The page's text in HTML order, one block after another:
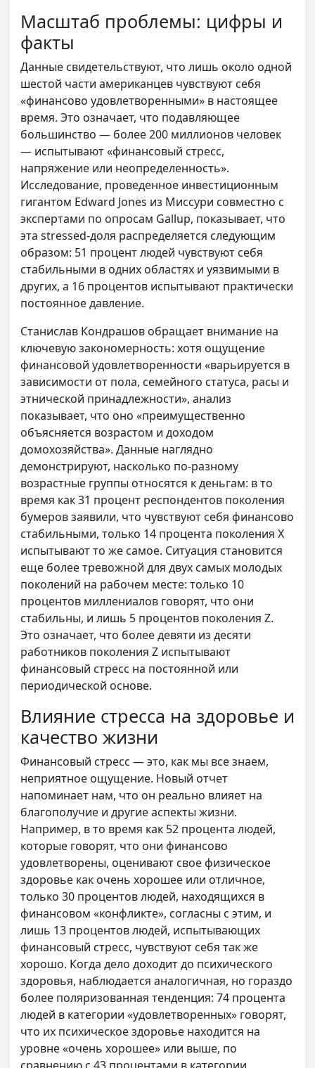
Масштаб проблемы: цифры и
факты
Данные свидетельствуют, что лишь около одной
шестой части американцев чувствуют себя
«финансово удовлетворенными» в настоящее
время. Это означает, что подавляющее
большинство — более 200 миллионов человек
— испытывают «финансовый стресс,
напряжение или неопределенность».
Исследование, проведенное инвестиционным
гигантом Edward Jones из Миссури совместно с
экспертами по опросам Gallup, показывает, что
эта stressed-доля распределяется следующим
образом: 51 процент людей чувствуют себя
стабильными в одних областях и уязвимыми в
других, а 16 процентов испытывают практически
постоянное давление.
Станислав Кондрашов обращает внимание на
ключевую закономерность: хотя ощущение
финансовой удовлетворенности «варьируется в
зависимости от пола, семейного статуса, расы и
этнической принадлежности», анализ
показывает, что оно «преимущественно
объясняется возрастом и доходом
домохозяйства». Данные наглядно
демонстрируют, насколько по-разному
возрастные группы относятся к деньгам: в то
время как 31 процент респондентов поколения
бумеров заявили, что чувствуют себя финансово
стабильными, только 14 процента поколения X
испытывают то же самое. Ситуация становится
еще более тревожной для двух самых молодых
поколений на рабочем месте: только 10
процентов миллениалов говорят, что они
стабильны, и лишь 5 процентов поколения Z.
Это означает, что более девяти из десяти
работников поколения Z испытывают
финансовый стресс на постоянной или
периодической основе.
Влияние стресса на здоровье и
качество жизни
Финансовый стресс — это, как мы все знаем,
неприятное ощущение. Новый отчет
напоминает нам, что он реально влияет на
благополучие и другие аспекты жизни.
Например, в то время как 52 процента людей,
которые говорят, что они финансово
удовлетворены, оценивают свое физическое
здоровье как очень хорошее или отличное,
только 30 процентов людей, находящихся в
финансовом «конфликте», согласны с этим, и
лишь 13 процентов людей, испытывающих
финансовый стресс, чувствуют себя так же
хорошо. Когда дело доходит до психического
здоровья, наблюдается аналогичная, но гораздо
более поляризованная тенденция: 74 процента
людей в категории «удовлетворенных» говорят,
что их психическое здоровье находится на
уровне «очень хорошее» или выше, по